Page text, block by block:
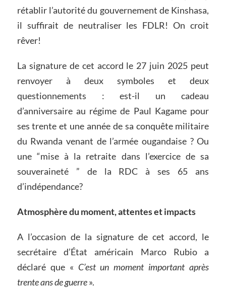
rétablir l’autorité du gouvernement de Kinshasa,
il suffirait de neutraliser les FDLR! On croit
rêver!
La signature de cet accord le 27 juin 2025 peut
renvoyer à deux symboles et deux
questionnements : est-il un cadeau
d’anniversaire au régime de Paul Kagame pour
ses trente et une année de sa conquête militaire
du Rwanda venant de l’armée ougandaise ? Ou
une “mise à la retraite dans l’exercice de sa
souveraineté ” de la RDC à ses 65 ans
d’indépendance?
Atmosphère du moment, attentes et impacts
A l’occasion de la signature de cet accord, le
secrétaire d’État américain Marco Rubio a
déclaré que « C’est un moment important après
trente ans de guerre».